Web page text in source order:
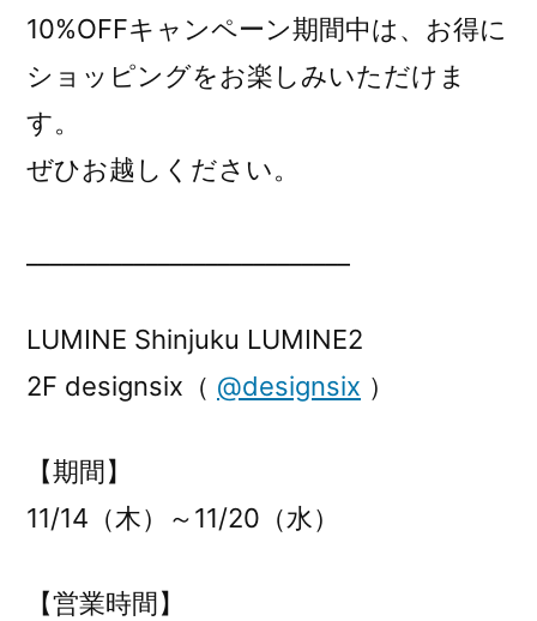
10%OFFキャンペーン期間中は、お得に
ショッピングをお楽しみいただけま
す。
ぜひお越しください。
LUMINE Shinjuku LUMINE2
2F designsix（ @designsix ）
【期間】
11/14（木）～11/20（水）
【営業時間】